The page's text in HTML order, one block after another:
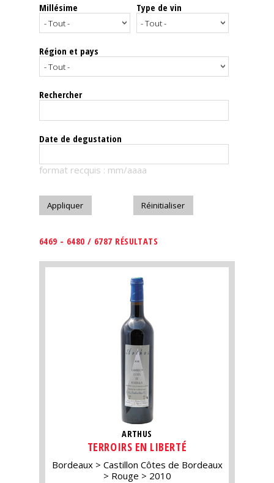
Notes
dégustation
Le
magazine
Télécharger
Millésime Type de vin
Région et pays
Rechercher
Date de degustation
format recquis : mm/aaaa
6469 - 6480 / 6787 RÉSULTATS
ARTHUS
TERROIRS EN LIBERTÉ
Bordeaux
Castillon Côtes de Bordeaux
Rouge
2010